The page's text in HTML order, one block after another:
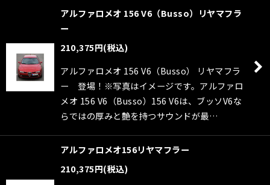
アルファロメオ 156 V6（Busso）リヤマフラ
ー
210,375円(税込)
アルファロメオ 156 V6（Busso） リヤマフラ
ー 登場！※写真はイメージです。アルファロ
メオ 156 V6（Busso）156 V6は、ブッソV6な
らではの厚みと艶を持つサウンドが最…
アルファロメオ156リヤマフラー
210,375円(税込)